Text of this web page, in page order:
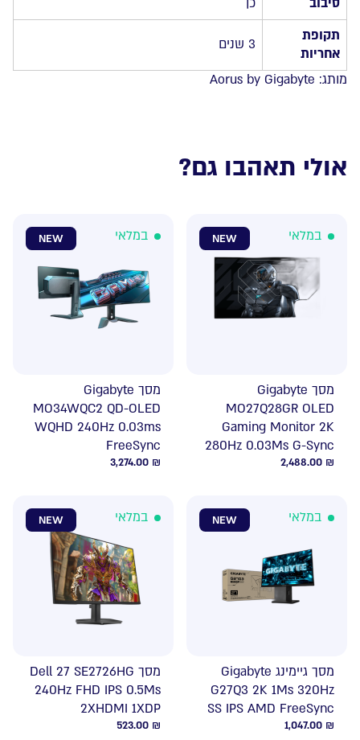
תקופת
אחריות
3 שנים
מותג: Aorus by Gigabyte
אולי תאהבו גם?
NEW במלאי
מסך Gigabyte
MO27Q28GR OLED
Gaming Monitor 2K
280Hz 0.03Ms G-Sync
2,488.00 ₪
NEW במלאי
מסך Gigabyte
MO34WQC2 QD-OLED
WQHD 240Hz 0.03ms
FreeSync
3,274.00 ₪
NEW במלאי
מסך גיימינג Gigabyte
G27Q3 2K 1Ms 320Hz
SS IPS AMD FreeSync
1,047.00 ₪
NEW במלאי
מסך Dell 27 SE2726HG
240Hz FHD IPS 0.5Ms
2XHDMI 1XDP
523.00 ₪